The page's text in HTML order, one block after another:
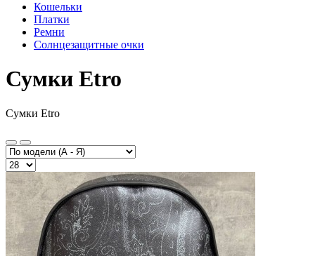
Кошельки
Платки
Ремни
Солнцезащитные очки
Сумки Etro
Сумки Etro